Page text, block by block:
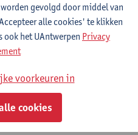
(followed up by local
(Mexico) during Aug 4-
in Barcelona/Spain (2017),
Luminy/France (2013), and
gevolgd door middel van
alle cookies' te klikken
ook het UAntwerpen Privacy
voorkeuren in
cookies